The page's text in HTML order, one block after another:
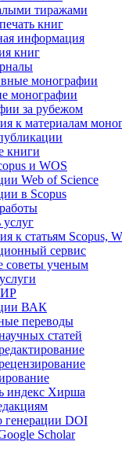
тиражами
книг
информация
книг
монографии
монографии
за рубежом
к материалам
книги
и WOS
Web of Science
в Scopus
к статьям Scopus,
сервис
советы ученым
ВАК
переводы
статей
индекс Хирша
генерации DOI
Scholar